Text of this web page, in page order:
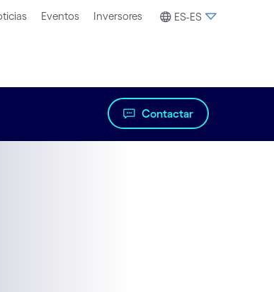
Eventos Inversores ES-ES
Contactar